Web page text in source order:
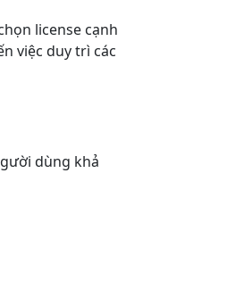
license cạnh
việc duy trì các
dùng khả